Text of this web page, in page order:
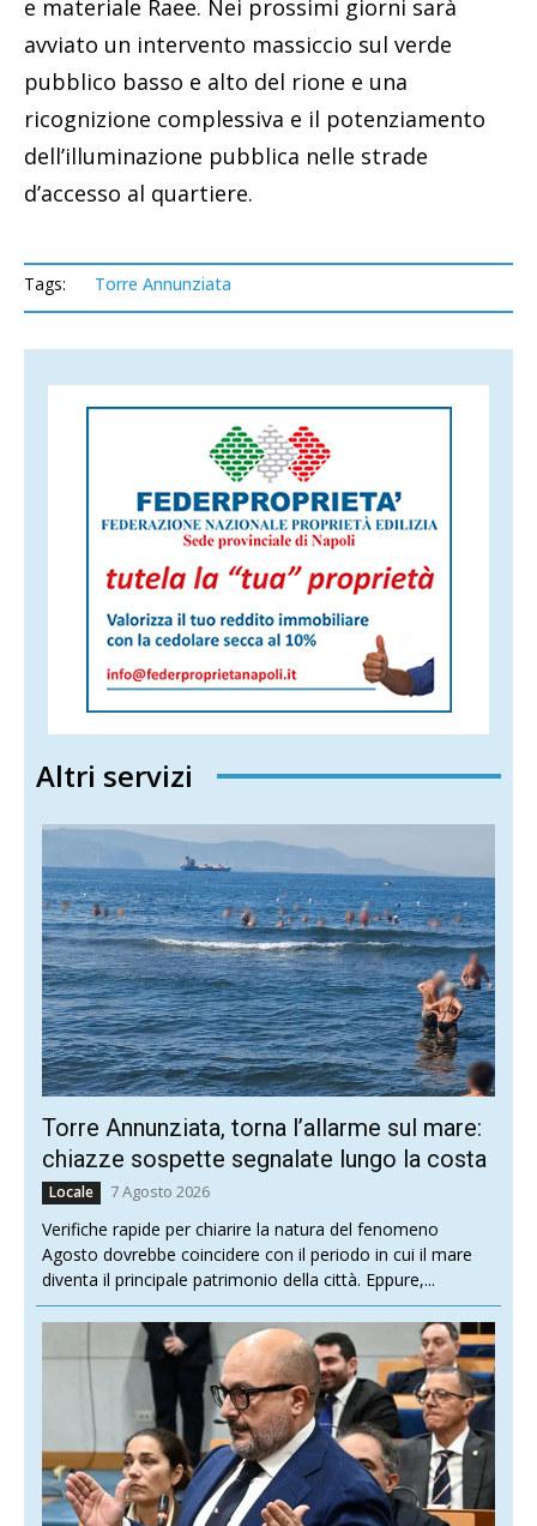
e materiale Raee. Nei prossimi giorni sarà
avviato un intervento massiccio sul verde
pubblico basso e alto del rione e una
ricognizione complessiva e il potenziamento
dell’illuminazione pubblica nelle strade
d’accesso al quartiere.
Tags: Torre Annunziata
Altri servizi
Torre Annunziata, torna l’allarme sul mare:
chiazze sospette segnalate lungo la costa
Locale 7 Agosto 2026
Verifiche rapide per chiarire la natura del fenomeno
Agosto dovrebbe coincidere con il periodo in cui il mare
diventa il principale patrimonio della città. Eppure,...